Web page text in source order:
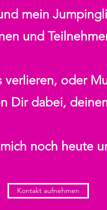
mein
und
oder
Dir dabei,
noch heute
Kontakt aufnehmen